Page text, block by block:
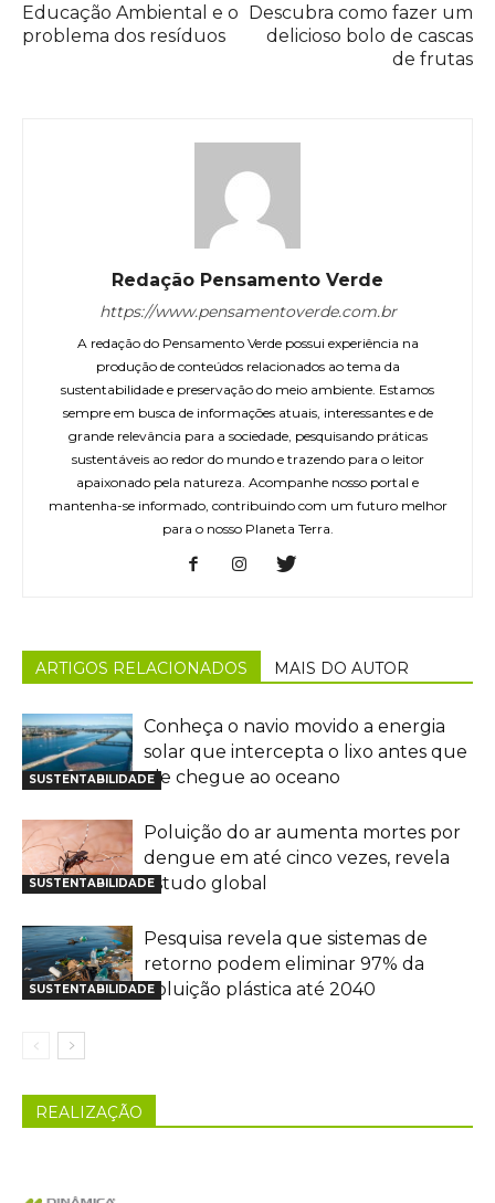
Educação Ambiental e o
problema dos resíduos
Descubra como fazer um
delicioso bolo de cascas
de frutas
Redação Pensamento Verde
https://www.pensamentoverde.com.br
A redação do Pensamento Verde possui experiência na
produção de conteúdos relacionados ao tema da
sustentabilidade e preservação do meio ambiente. Estamos
sempre em busca de informações atuais, interessantes e de
grande relevância para a sociedade, pesquisando práticas
sustentáveis ao redor do mundo e trazendo para o leitor
apaixonado pela natureza. Acompanhe nosso portal e
mantenha-se informado, contribuindo com um futuro melhor
para o nosso Planeta Terra.
ARTIGOS RELACIONADOS MAIS DO AUTOR
SUSTENTABILIDADE
Conheça o navio movido a energia
solar que intercepta o lixo antes que
ele chegue ao oceano
SUSTENTABILIDADE
Poluição do ar aumenta mortes por
dengue em até cinco vezes, revela
estudo global
SUSTENTABILIDADE
Pesquisa revela que sistemas de
retorno podem eliminar 97% da
poluição plástica até 2040
REALIZAÇÃO